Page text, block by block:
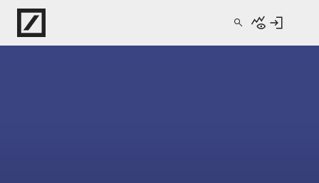
Direkt zur Hauptnavigation (Enter drücken)